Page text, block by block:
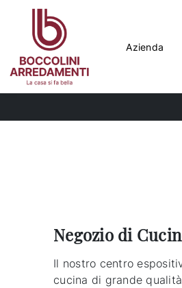
Azienda
Negozio di
Il nostro centro
cucina di grande